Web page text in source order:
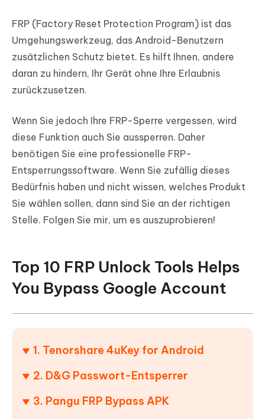
iAnyGo
FRP (Factory Reset Protection Program) ist das
Umgehungswerkzeug, das Android-Benutzern
zusätzlichen Schutz bietet. Es hilft Ihnen, andere
daran zu hindern, Ihr Gerät ohne Ihre Erlaubnis
zurückzusetzen.
Wenn Sie jedoch Ihre FRP-Sperre vergessen, wird
diese Funktion auch Sie aussperren. Daher
benötigen Sie eine professionelle FRP-
Entsperrungssoftware. Wenn Sie zufällig dieses
Bedürfnis haben und nicht wissen, welches Produkt
Sie wählen sollen, dann sind Sie an der richtigen
Stelle. Folgen Sie mir, um es auszuprobieren!
Top 10 FRP Unlock Tools Helps
You Bypass Google Account
1. Tenorshare 4uKey for Android
2. D&G Passwort-Entsperrer
3. Pangu FRP Bypass APK